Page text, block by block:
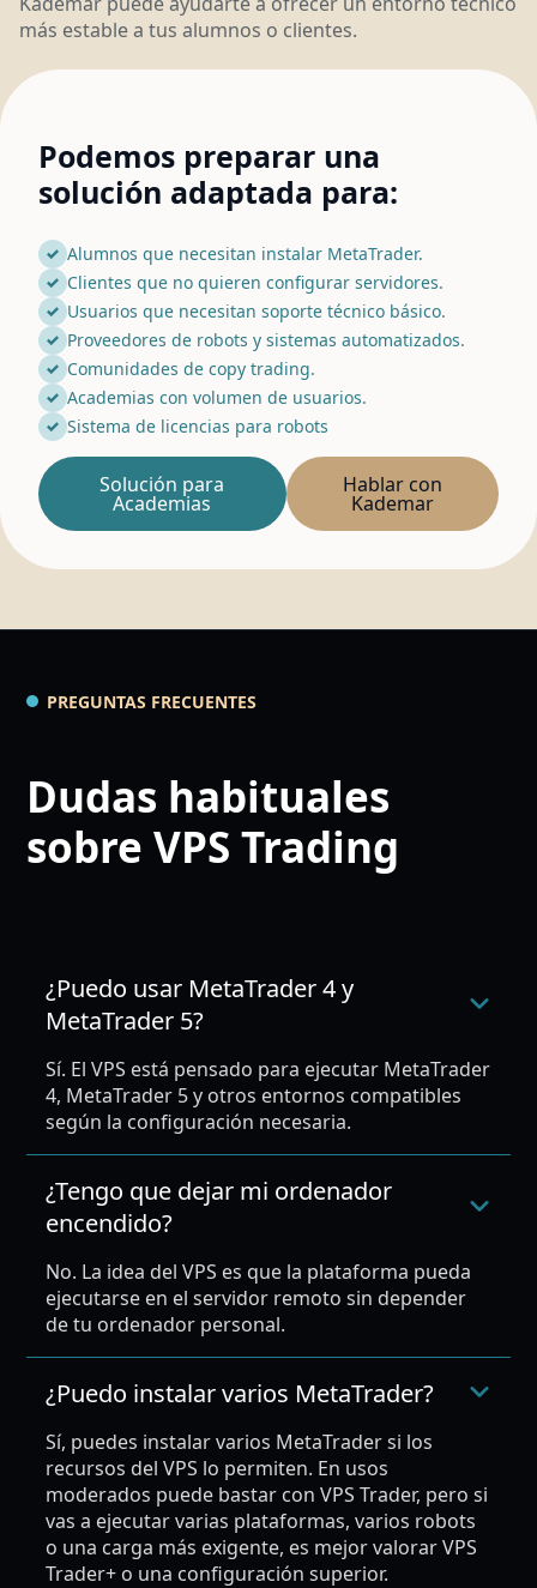
más estable a tus alumnos o clientes.
Podemos preparar una
solución adaptada para:
Alumnos que necesitan instalar MetaTrader.
Clientes que no quieren configurar servidores.
Usuarios que necesitan soporte técnico básico.
Proveedores de robots y sistemas automatizados.
Comunidades de copy trading.
Academias con volumen de usuarios.
Sistema de licencias para robots
Solución para
Academias
Hablar con
Kademar
PREGUNTAS FRECUENTES
Dudas habituales
sobre VPS Trading
¿Puedo usar MetaTrader 4 y
MetaTrader 5?
Sí. El VPS está pensado para ejecutar MetaTrader
4, MetaTrader 5 y otros entornos compatibles
según la configuración necesaria.
¿Tengo que dejar mi ordenador
encendido?
No. La idea del VPS es que la plataforma pueda
ejecutarse en el servidor remoto sin depender
de tu ordenador personal.
¿Puedo instalar varios MetaTrader?
Sí, puedes instalar varios MetaTrader si los
recursos del VPS lo permiten. En usos
moderados puede bastar con VPS Trader, pero si
vas a ejecutar varias plataformas, varios robots
o una carga más exigente, es mejor valorar VPS
Trader+ o una configuración superior.